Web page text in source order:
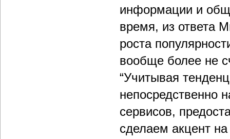
информации и
время, из ответа
роста
вообще более не
“Учитывая
непосредственно
сервисов,
сделаем акцент